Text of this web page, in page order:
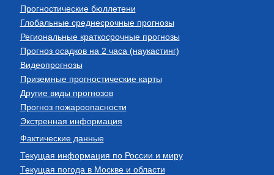
Прогностические бюллетени
Глобальные среднесрочные прогнозы
Региональные краткосрочные прогнозы
Прогноз осадков на 2 часа (наукастинг)
Видеопрогнозы
Приземные прогностические карты
Другие виды прогнозов
Прогноз пожароопасности
Экстренная информация
Фактические данные
Текущая информация по России и миру
Текущая погода в Москве и области